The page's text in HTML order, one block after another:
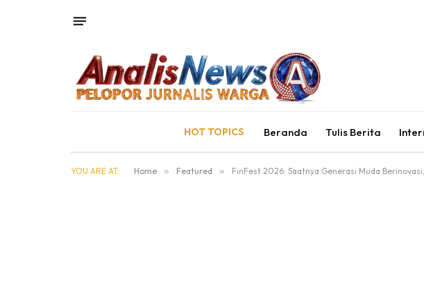
HOT TOPICS Beranda Tulis Berita
YOU ARE AT: Home » Featured » FinFest 2026: Saatnya Generasi Muda